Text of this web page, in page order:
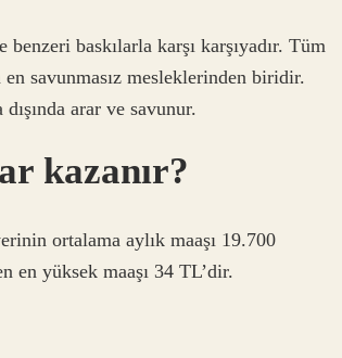
baskılarla karşı karşıyadır. Tüm
en savunmasız mesleklerinden biridir.
arar ve savunur.
kazanır?
ortalama aylık maaşı 19.700
en yüksek maaşı 34 TL’dir.